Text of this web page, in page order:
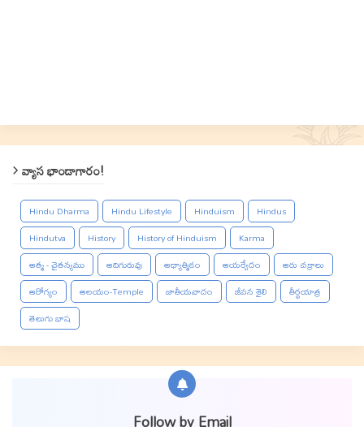
వ్యాస భాండాగారం!
Hindu Dharma Hindu Lifestyle Hinduism
Hindus
Hindutva
History History of Hinduism
Karma
ఆత్మ - చైతన్యము
ఆదిగురువు ఆధ్యాత్మికం ఆయర్వేదం
ఆరు చక్రాలు
ఆరోగ్యం
ఆలయం-Temple జాతీయవాదం జీవన శైలి
తీర్థయాత్ర
తెలుగు భాష
Follow by Email